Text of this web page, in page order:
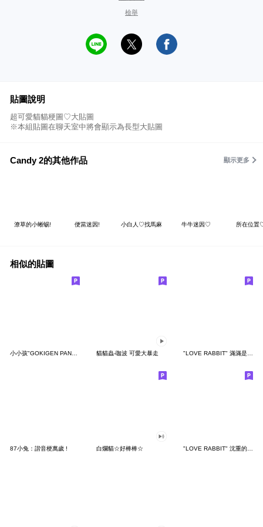
檢舉
貼圖說明
超可愛貓貓梗圖♡大貼圖
※本組貼圖在聊天室中將會顯示為長型大貼圖
Candy 2的其他作品 顯示更多
潦草的小蜥蜴! 便當迷因! 小白人♡找馬麻 牛牛迷因♡ 所在位置
相似的貼圖
小小孩"GOKIGEN PANDA" 台灣版 貓貓蟲-咖波 可愛大暴走 "LOVE RABBIT" 滿滿是愛 台灣版
87小兔：諧音梗萬歲 ! 白爛貓☆好棒棒☆ "LOVE RABBIT" 沈重的愛 台灣版